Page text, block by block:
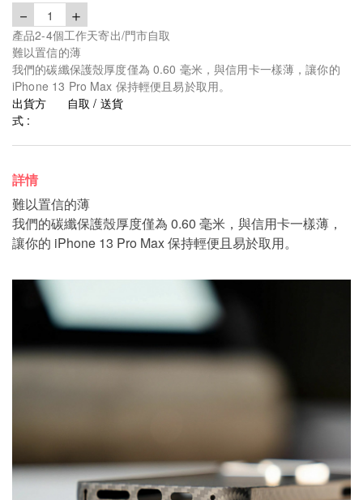
－ 1 ＋
產品2-4個工作天寄出/門市自取
難以置信的薄
我們的碳纖保護殼厚度僅為 0.60 毫米，與信用卡一樣薄，讓你的
iPhone 13 Pro Max 保持輕便且易於取用。
出貨方
式 :
自取 / 送貨
詳情
難以置信的薄
我們的碳纖保護殼厚度僅為 0.60 毫米，與信用卡一樣薄，
讓你的 iPhone 13 Pro Max 保持輕便且易於取用。